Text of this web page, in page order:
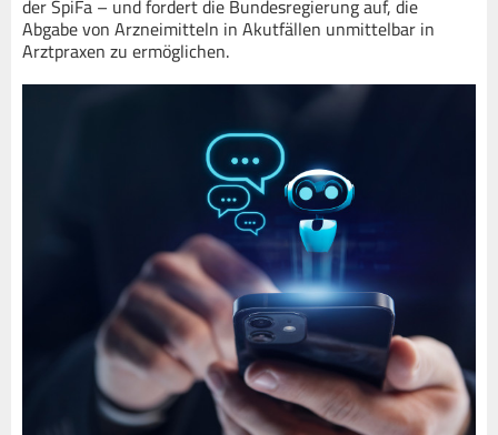
der SpiFa – und fordert die Bundesregierung auf, die
Abgabe von Arzneimitteln in Akutfällen unmittelbar in
Arztpraxen zu ermöglichen.